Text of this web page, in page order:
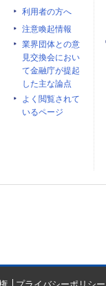
利用者の方へ
注意喚起情報
業界団体との意
見交換会におい
て金融庁が提起
した主な論点
よく閲覧されて
いるページ